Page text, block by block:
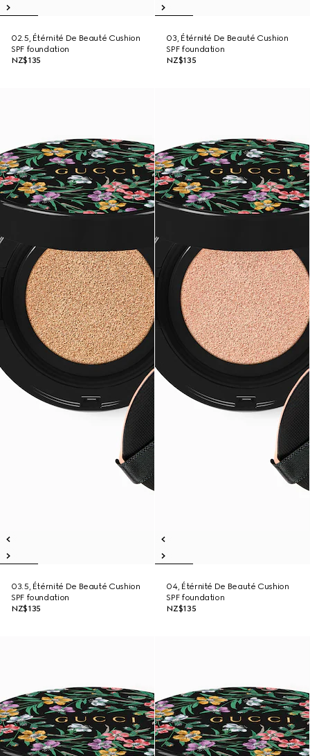
02.5, Étérnité De Beauté Cushion
SPF foundation
NZ$135
03, Étérnité De Beauté Cushion
SPF foundation
NZ$135
03.5, Étérnité De Beauté Cushion
SPF foundation
NZ$135
04, Étérnité De Beauté Cushion
SPF foundation
NZ$135